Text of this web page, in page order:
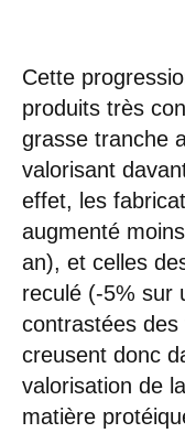
Cette
produits très
grasse tranche
valorisant
effet, les
augmenté
an), et celles
reculé (-5% sur
contrastées
creusent donc
valorisation de
matière